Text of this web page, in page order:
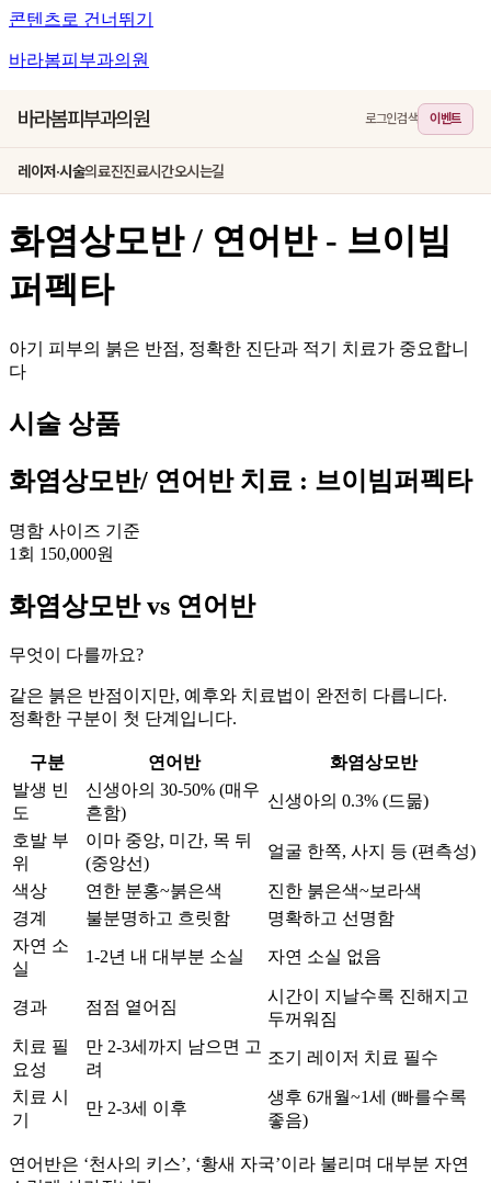
콘텐츠로 건너뛰기
바라봄피부과의원
바라봄피부과의원 로그인검색 이벤트
레이저·시술의료진진료시간오시는길
화염상모반 / 연어반 - 브이빔
퍼펙타
아기 피부의 붉은 반점, 정확한 진단과 적기 치료가 중요합니
다
시술 상품
화염상모반/ 연어반 치료 : 브이빔퍼펙타​
명함 사이즈 기준
1회 150,000원
화염상모반 vs 연어반
무엇이 다를까요?
같은 붉은 반점이지만, 예후와 치료법이 완전히 다릅니다.
정확한 구분이 첫 단계입니다.
구분 연어반
화염상모반
발생 빈
도
신생아의 30-50% (매우
흔함)
신생아의 0.3% (드묾)
호발 부
위
이마 중앙, 미간, 목 뒤
(중앙선)
얼굴 한쪽, 사지 등 (편측성)
색상 연한 분홍~붉은색
진한 붉은색~보라색
경계
불분명하고 흐릿함
명확하고 선명함
자연 소
실
1-2년 내 대부분 소실 자연 소실 없음
경과 점점 옅어짐
시간이 지날수록 진해지고
두꺼워짐
치료 필
요성
만 2-3세까지 남으면 고
려
조기 레이저 치료 필수
치료 시
기
만 2-3세 이후
생후 6개월~1세 (빠를수록
좋음)
연어반은 ‘천사의 키스’, ‘황새 자국’이라 불리며 대부분 자연